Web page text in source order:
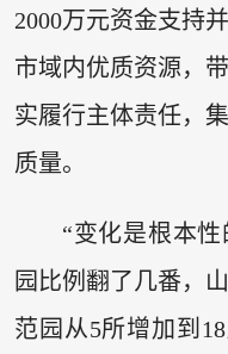
2000万元资金支持
市域内优质资源，
实履行主体责任，
质量。
“变化是根本
园比例翻了几番，
范园从5所增加到